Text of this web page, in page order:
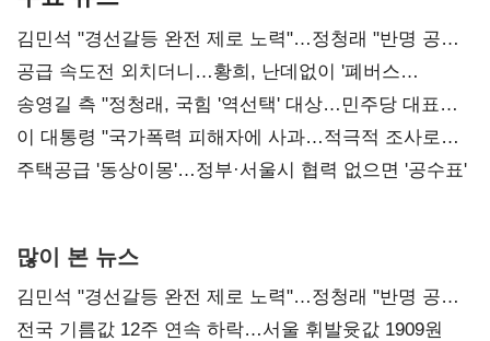
김민석 "경선갈등 완전 제로 노력"…정청래 "반명 공세
사과부터"
공급 속도전 외치더니…황희, 난데없이 '폐버스
리모델링' 제안
송영길 측 "정청래, 국힘 '역선택' 대상…민주당 대표로
총선 지휘 못해"
이 대통령 "국가폭력 피해자에 사과…적극적 조사로
진실 밝혀야"
주택공급 '동상이몽'…정부·서울시 협력 없으면 '공수표'
많이 본 뉴스
김민석 "경선갈등 완전 제로 노력"…정청래 "반명 공세
사과부터"
전국 기름값 12주 연속 하락…서울 휘발윳값 1909원